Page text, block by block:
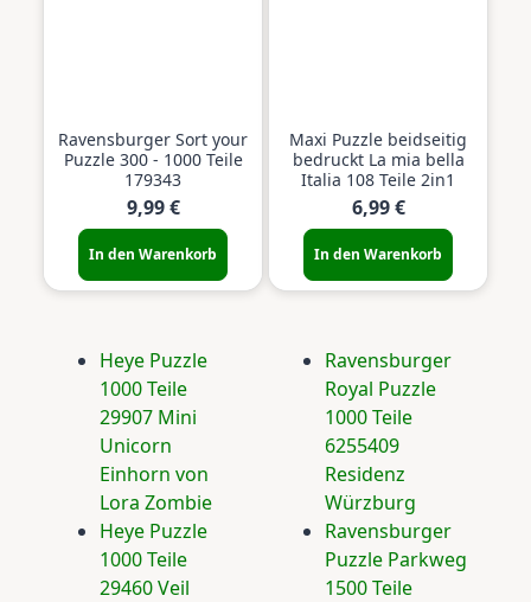
Ravensburger Sort your
Puzzle 300 - 1000 Teile
179343
9,99 €
In den Warenkorb
Maxi Puzzle beidseitig
bedruckt La mia bella
Italia 108 Teile 2in1
6,99 €
In den Warenkorb
Heye Puzzle
1000 Teile
29907 Mini
Unicorn
Einhorn von
Lora Zombie
Heye Puzzle
1000 Teile
29460 Veil
Ravensburger
Royal Puzzle
1000 Teile
6255409
Residenz
Würzburg
Ravensburger
Puzzle Parkweg
1500 Teile